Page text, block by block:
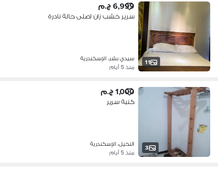
11
6,999 ج.م
سرير خشب زان اصلى حالة نادرة
سيدي بشر، الإسكندرية
منذ 5 أيام
3
1,000 ج.م
كنبة سرير
النخيل، الإسكندرية
منذ 5 أيام